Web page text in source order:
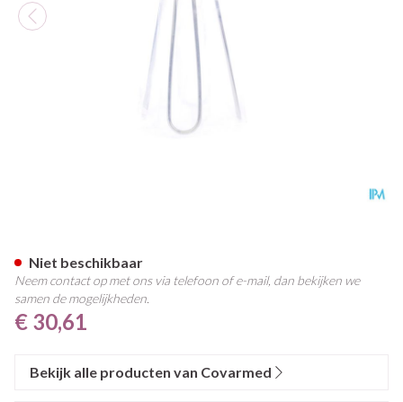
€ 30,61
Niet beschikbaar
Neem contact op met ons via telefoon of e-mail, dan bekijken we
samen de mogelijkheden.
Bekijk alle producten van Covarmed